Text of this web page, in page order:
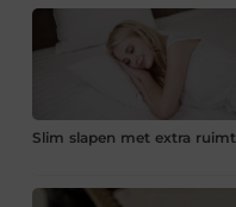
Slim slapen met extra